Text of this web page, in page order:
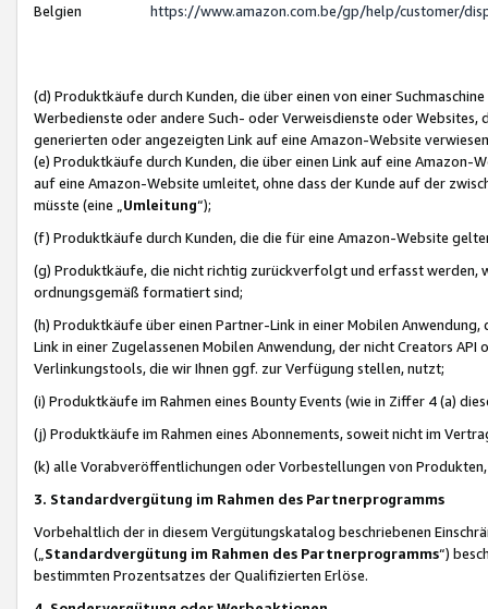
Belgien
https://www.amazon.com.be/gp/help/customer/
(d) Produktkäufe durch Kunden, die über einen von einer
Werbedienste oder andere Such- oder Verweisdienste oder Websites,
generierten oder angezeigten Link auf eine Amazon-Website
(e) Produktkäufe durch Kunden, die über einen Link auf eine
auf eine Amazon-Website umleitet, ohne dass der Kunde auf der
müsste (eine „ Umleitung“);
(f) Produktkäufe durch Kunden, die die für eine Amazon-Website
(g) Produktkäufe, die nicht richtig zurückverfolgt und erfasst werden,
ordnungsgemäß formatiert sind;
(h) Produktkäufe über einen Partner-Link in einer Mobilen
Link in einer Zugelassenen Mobilen Anwendung, der nicht Creators
Verlinkungstools, die wir Ihnen ggf. zur Verfügung stellen, nutzt;
(i) Produktkäufe im Rahmen eines Bounty Events (wie in Ziffer 4 (a)
(j) Produktkäufe im Rahmen eines Abonnements, soweit nicht im
(k) alle Vorabveröffentlichungen oder Vorbestellungen von
3. Standardvergütung im Rahmen des Partnerprogramms
Vorbehaltlich der in diesem Vergütungskatalog beschriebenen
(„ Standardvergütung im Rahmen des Partnerprogramms“)
bestimmten Prozentsatzes der Qualifizierten Erlöse.